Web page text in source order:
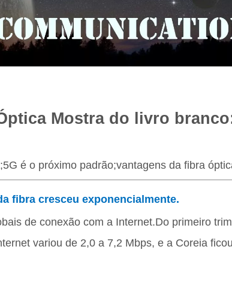
Mostra do livro
é o próximo padrão;vantagens da fibra
fibra cresceu exponencialmente.
de conexão com a Internet.Do primeiro
variou de 2,0 a 7,2 Mbps, e a Coreia